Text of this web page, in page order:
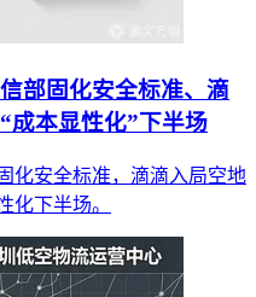
部固化安全标准、滴
成本显性化”下半场
化安全标准，滴滴入局空地
化下半场。